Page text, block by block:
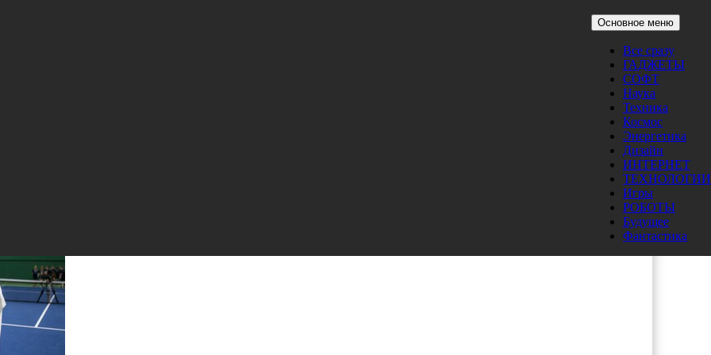
Основное меню
Все сразу
ГАДЖЕТЫ
СОФТ
Наука
Техника
Космос
Энергетика
Дизайн
ИНТЕРНЕТ
ТЕХНОЛОГИИ
Игры
РОБОТЫ
Будущее
Фантастика